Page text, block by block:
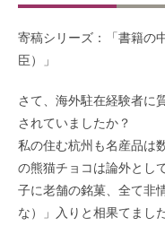
寄稿シリーズ：「書籍の
臣）」
さて、海外駐在経験者に
されていましたか？
私の住む杭州も名産品は
の熊猫チョコは論外とし
子に老舗の銘菓、全て非
な）」入りと相果てました